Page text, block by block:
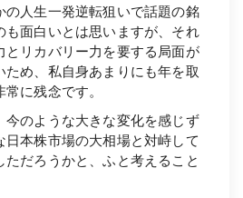
の人生一発逆転狙いで話題の銘
も面白いとは思いますが、それ
とリカバリー力を要する局面が
め、私自身あまりにも年を取
に残念です。
今のような大きな変化を感じず
日本株市場の大相場と対峙して
だろうかと、ふと考えること